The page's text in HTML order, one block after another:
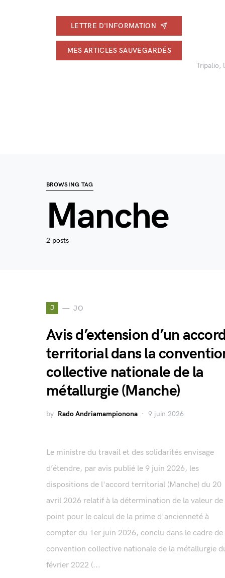
LETTRE D'INFORMATION
MES ARTICLES SAUVEGARDÉS
Tripalio,
BROWSING TAG
Manche
2 posts
J JO
Avis d’extension d’un
territorial dans la
collective nationale de la
métallurgie (Manche)
by Rado Andriamampionona 9 juin 2026
Le ministre du travail et des solidarités envisage
d’étendre, par avis publié le 9 juin 2026, les
dispositions de l'accord territorial (Manche) du 20
avril 2026 relatif à la détermination de la valeur de
point pour le calcul de la prime d'ancienneté à
compter du 1er juin 2026, conclu dans le cadre de
convention collective nationale de la métallurgie
février 2022 (...